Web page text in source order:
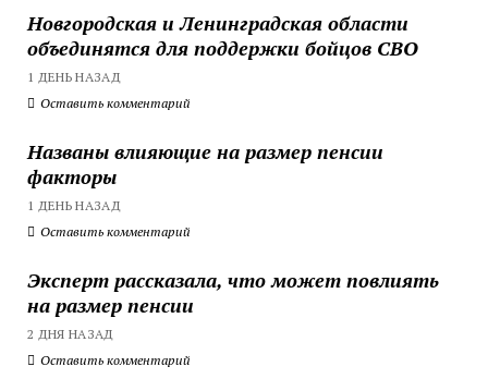
Новгородская и Ленинградская области
объединятся для поддержки бойцов СВО
1 ДЕНЬ НАЗАД
Оставить комментарий
Названы влияющие на размер пенсии
факторы
1 ДЕНЬ НАЗАД
Оставить комментарий
Эксперт рассказала, что может повлиять
на размер пенсии
2 ДНЯ НАЗАД
Оставить комментарий